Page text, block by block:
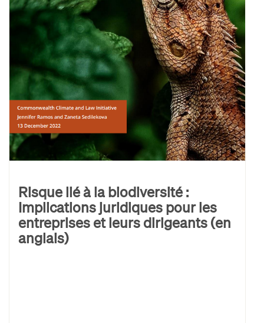
Risque lié à la biodiversité :
Implications juridiques pour les
entreprises et leurs dirigeants (en
anglais)